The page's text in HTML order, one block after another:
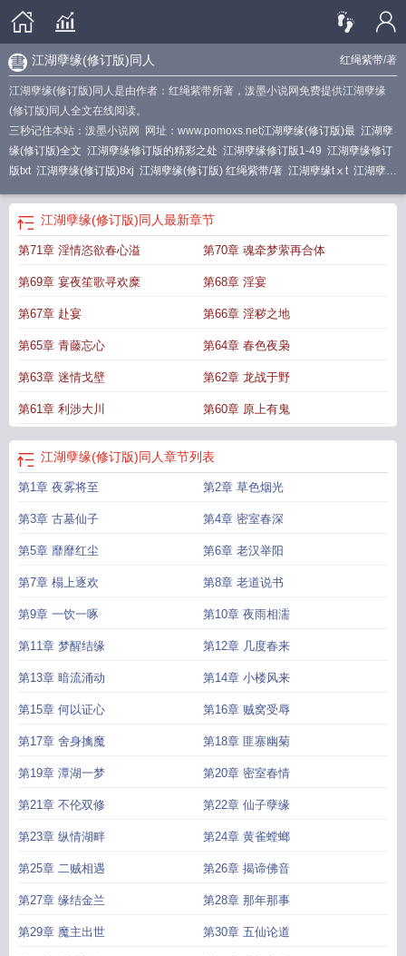
红绳紫带/著
江湖孽缘(修订版)同人
江湖孽缘(修订版)同人是由作者：红绳紫带所著，泼墨小说网免费提供江湖孽缘
(修订版)同人全文在线阅读。
三秒记住本站：泼墨小说网 网址：www.pomoxs.net江湖孽缘(修订版)最 江湖孽
缘(修订版)全文 江湖孽缘修订版的精彩之处 江湖孽缘修订版1-49 江湖孽缘修订
版txt 江湖孽缘(修订版)8xj 江湖孽缘(修订版) 红绳紫带/著 江湖孽缘tⅹt 江湖孽缘
孽缘修订版全文免费阅读
江湖孽缘55-56
带 江湖孽缘(修订版) 江湖孽缘 修订
带江湖孽缘完结江湖孽缘(修订版)的精彩之处 江湖孽缘第49章江湖孽缘
墨江湖孽缘第五十四章叫啥 江湖孽缘修订版2笔趣阁
订版)新版 在线阅读
江湖孽缘啊江湖孽缘(修订版)第六十二
1江湖孽缘完结了吗 江湖孽缘 第一文学江湖孽缘(修订版)72章
全文阅读 江湖孽缘(修订版)作者红绳紫带江湖孽缘修订版紫绳红星
节列表红绳紫带江湖孽缘修订版 江湖孽缘第一 江湖孽缘(修订版)章节列表-笔趣
听书江湖孽缘(修订版)最新章节_官耀中文作者红绳紫带江湖孽缘(修订版)_第七
十一章 淫情江湖孽缘未江湖孽缘修订版1-49江湖孽缘(修订版)
版)(红绳紫带)最新章节江湖孽缘(修订版)(红绳紫带)全文TXT江湖孽缘(修订版)
全文阅读江湖孽缘(修订版)_红绳紫带_免费江湖孽缘未改动
2021 江湖孽缘更新到最新 江湖孽缘(修订版)第四十七章 苟合云雨
缘(修订版)_第七十一章
江湖孽缘在线修订江湖孽缘 第五十章
五江湖孽缘修订版视频 江湖孽缘(修订版)新版江湖孽缘同人续
版) 在线阅读江湖孽缘修订版TXT 江湖孽缘 第一部江湖孽缘(修订版)TXT
孽缘(修订版)最新章节更新
江湖孽缘全本免费阅读
江湖孽缘(修订版)同人最新章节
第71章 淫情恣欲春心溢 第70章 魂牵梦萦再合体
第69章 宴夜笙歌寻欢糜 第68章 淫宴
第67章 赴宴 第66章 淫秽之地
第65章 青藤忘心 第64章 春色夜枭
第63章 迷情戈壁 第62章 龙战于野
第61章 利涉大川 第60章 原上有鬼
江湖孽缘(修订版)同人章节列表
第1章 夜雾将至 第2章 草色烟光
第3章 古墓仙子 第4章 密室春深
第5章 靡靡红尘 第6章 老汉举阳
第7章 榻上逐欢 第8章 老道说书
第9章 一饮一啄 第10章 夜雨相濡
第11章 梦醒结缘 第12章 几度春来
第13章 暗流涌动 第14章 小楼风来
第15章 何以证心 第16章 贼窝受辱
第17章 舍身擒魔 第18章 匪寨幽菊
第19章 潭湖一梦 第20章 密室春情
第21章 不伦双修 第22章 仙子孽缘
第23章 纵情湖畔 第24章 黄雀螳螂
第25章 二贼相遇 第26章 揭谛佛音
第27章 缘结金兰 第28章 那年那事
第29章 魔主出世 第30章 五仙论道